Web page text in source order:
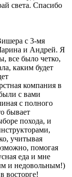
света. Спасибо
с 3-мя
и Андрей. Я
все было четко,
каким будет
компания в
с вами
с полного
бывает
похода, и
учитывая
помогая
еда и мне
и недовольным!)
восторге!